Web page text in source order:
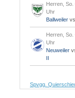
Herren,
Uhr
Ballweiler vs.
Herren,
Uhr
Neuweiler
Spvgg.